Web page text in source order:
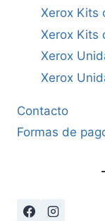
Xerox Kits
Xerox Kits
Xerox
Xerox
Contacto
Formas de